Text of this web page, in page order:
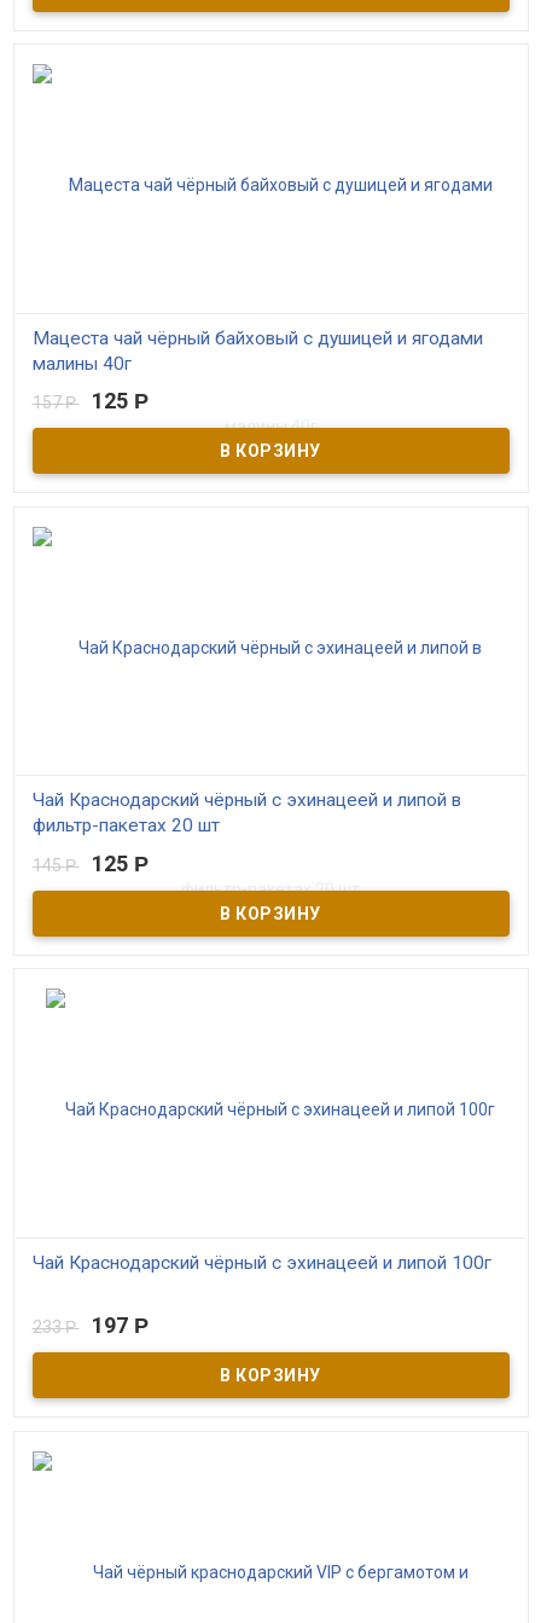
Краснодарскому чаю. Чай выращен в экологически чистой зоне
изготовлен в соответствии с ГОСТом 32574-2013.
Мацеста чай чёрный байховый с душицей и ягодами
малины 40г
В наличии
Чёрный краснодарский чай высшего сорта с душицей и малиной.
20 пакетиков по 2 грамма. Производитель ОАО Мацестинский
чай г. Сочи
157Р 125 Р
Чай Краснодарский чёрный с эхинацеей и липой в
фильтр-пакетах 20 шт
В наличии
Чёрный краснодарский чай высшего сорта с эхинацеей и липой в
пакетиках по 2 грамма в индивидуальных конвертах.
Производитель ОАО Мацестинский чай г. Сочи
145Р 125 Р
Чай Краснодарский чёрный с эхинацеей и липой 100г
Производитель ОАО Мацестинский чай г. Сочи
233Р 197 Р